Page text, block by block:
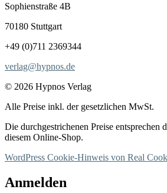
Sophienstraße 4B
70180 Stuttgart
+49 (0)711 2369344
verlag@hypnos.de
© 2026 Hypnos Verlag
Alle Preise inkl. der gesetzlichen MwSt.
Die durchgestrichenen Preise entsprechen
diesem Online-Shop.
WordPress Cookie-Hinweis von Real
Anmelden